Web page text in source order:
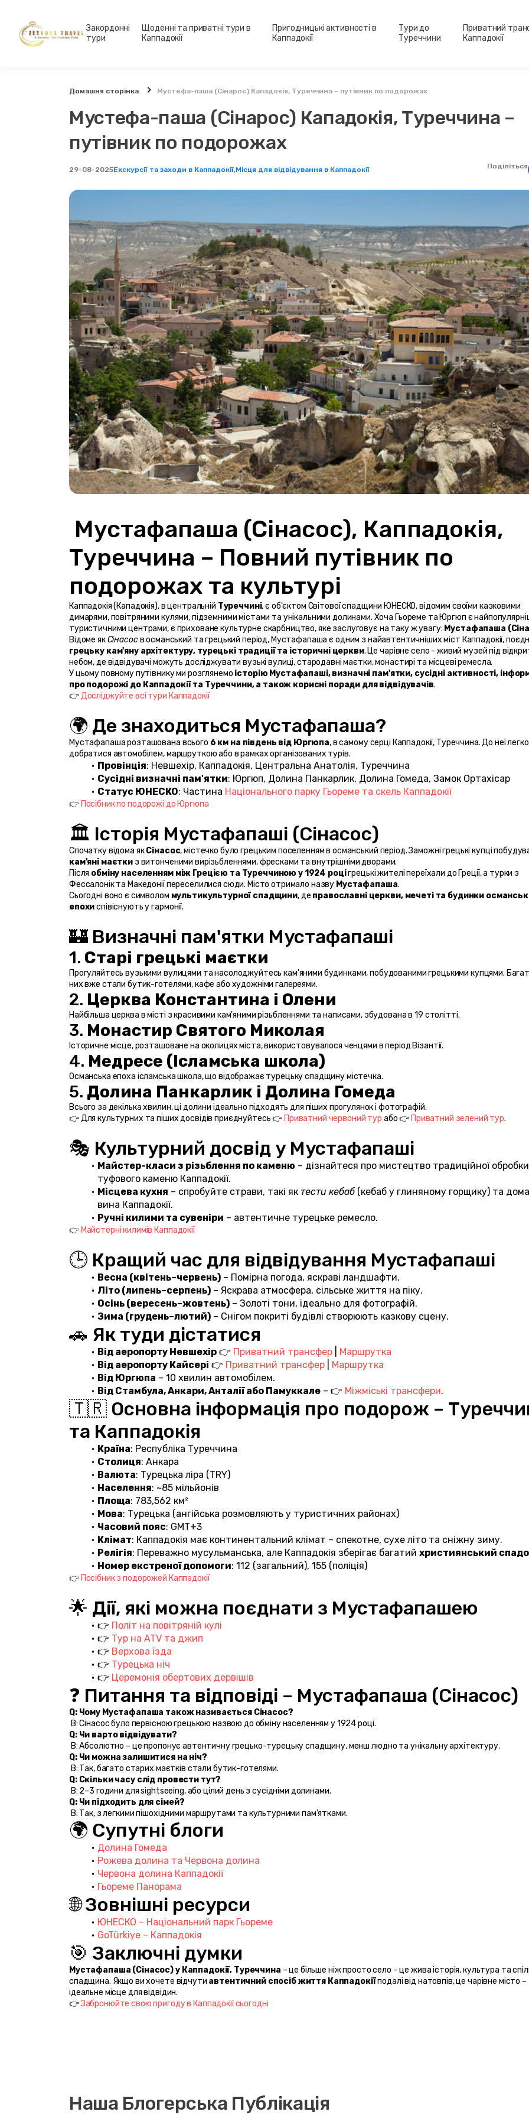
Закордонні
тури
Щоденні та приватні тури в
Каппадокії
Пригодницькі активності в
Каппадокії
Тури до
Туреччини
Приватний
Каппадокії
Домашня сторінка Мустефа-паша (Сінарос) Кападокія, Туреччина – путівник по подорожах
Мустефа-паша (Сінарос) Кападокія, Туреччина –
путівник по подорожах
29-08-2025Екскурсії та заходи в Каппадокії,Місця для відвідування в Каппадокії Поділіться
Туреччина – Повний путівник по
подорожах та культурі
Каппадокія (Кападокія), в центральній Туреччині, є об'єктом Світової спадщини ЮНЕСКО, відомим своїми казковими
димарями, повітряними кулями, підземними містами та унікальними долинами. Хоча Гьореме та Юргюп є
туристичними центрами, є приховане культурне скарбництво, яке заслуговує на таку ж увагу: Мустафапаша
Відоме як Сінасос
грецьку кам'яну архітектуру, турецькі традиції та історичні церкви. Це чарівне село - живий музей під
небом, де відвідувачі можуть досліджувати вузькі вулиці, стародавні маєтки, монастирі та місцеві ремесла.
У цьому повному путівнику ми розглянемо історію Мустафапаші, визначні пам'ятки, сусідні активності,
про подорожі до Каппадокії та Туреччини, а також корисні поради для відвідувачів.
👉 Досліджуйте всі тури Каппадокії
🌍 Де знаходиться Мустафапаша?
Мустафапаша розташована всього 6 км на південь від Юргюпа, в самому серці Каппадокії, Туреччина. До неї легко
добратися автомобілем, маршруткою або в рамках організованих турів.
Провінція: Невшехір, Каппадокія, Центральна Анатолія, Туреччина
Сусідні визначні пам'ятки: Юргюп, Долина Панкарлик, Долина Гомеда, Замок Ортахісар
Статус ЮНЕСКО: Частина Національного парку Гьореме та скель Каппадокії
👉 Посібник по подорожі до Юргюпа
🏛️ Історія Мустафапаші (Сінасос)
Спочатку відома як Сінасос
кам'яні маєтки з витонченими вирізьбленнями, фресками та внутрішніми дворами.
Після обміну населенням між Грецією та Туреччиною у 1924 році грецькі жителі переїхали до Греції, а турки з
Фессалонік та Македонії переселилися сюди. Місто отримало назву Мустафапаша.
Сьогодні воно є символом мультикультурної спадщини, де православні церкви, мечеті та будинки
епохи співіснують у гармонії.
🏰 Визначні пам'ятки Мустафапаші
1. Cтарі грецькі маєтки
Прогуляйтесь вузькими вулицями та насолоджуйтесь кам'яними будинками, побудованими грецькими купцями.
них вже стали бутик-готелями, кафе або художніми галереями.
2. Церква Константина і Олени
Найбільша церква в місті з красивими кам'яними різьбленнями та написами, збудована в 19 столітті.
3. Монастир Святого Миколая
Історичне місце, розташоване на околицях міста, використовувалося ченцями в період Візантії.
4. Медресе (Ісламська школа)
Османська епоха ісламська школа, що відображає турецьку спадщину містечка.
5. Долина Панкарлик і Долина Гомеда
Всього за декілька хвилин, ці долини ідеально підходять для піших прогулянок і фотографій.
👉 Для культурних та піших досвідів приєднуйтесь 👉 Приватний червоний тур або 👉 Приватний зелений тур.
🎭 Культурний досвід у Мустафапаші
Майстер-класи з різьблення по каменю – дізнайтеся про мистецтво традиційної обробки
туфового каменю Каппадокії.
Місцева кухня – спробуйте страви, такі як тести кебаб (кебаб у глиняному горщику) та
вина Каппадокії.
Ручні килими та сувеніри – автентичне турецьке ремесло.
👉 Майстерні килимів Каппадокії
🕒 Кращий час для відвідування Мустафапаші
Весна (квітень–червень) – Помірна погода, яскраві ландшафти.
Літо (липень–серпень) – Яскрава атмосфера, сільське життя на піку.
Осінь (вересень–жовтень) – Золоті тони, ідеально для фотографій.
Зима (грудень–лютий) – Снігом покриті будівлі створюють казкову сцену.
🚗 Як туди дістатися
Від аеропорту Невшехір 👉 Приватний трансфер | Маршрутка
Від аеропорту Кайсері 👉 Приватний трансфер | Маршрутка
Від Юргюпа – 10 хвилин автомобілем.
Від Стамбула, Анкари, Анталії або Памуккале – 👉 Міжміські трансфери.
🇹🇷 Основна інформація про подорож –
та Каппадокія
Країна: Республіка Туреччина
Столиця: Анкара
Валюта: Турецька ліра (TRY)
Населення: ~85 мільйонів
Площа: 783,562 км²
Мова: Турецька (ангійська розмовляють у туристичних районах)
Часовий пояс: GMT+3
Клімат: Каппадокія має континентальний клімат – спекотне, сухе літо та сніжну зиму.
Релігія: Переважно мусульманська, але Каппадокія зберігає багатий християнський
Номер екстреної допомоги: 112 (загальний), 155 (поліція)
👉 Посібник з подорожей Каппадокії
🌟 Дії, які можна поєднати з Мустафапашею
👉 Політ на повітряній кулі
👉 Тур на ATV та джип
👉 Верхова їзда
👉 Турецька ніч
👉 Церемонія обертових дервішів
❓ Питання та відповіді – Мустафапаша (Сінасос)
Q: Чому Мустафапаша також називається Сінасос?
В: Сінасос було первісною грецькою назвою до обміну населенням у 1924 році.
Q: Чи варто відвідувати?
В: Абсолютно – це пропонує автентичну грецько-турецьку спадщину, менш людно та унікальну архітектуру.
Q: Чи можна залишитися на ніч?
В: Так, багато старих маєтків стали бутик-готелями.
Q: Скільки часу слід провести тут?
В: 2–3 години для sightseeing, або цілий день з сусідніми долинами.
Q: Чи підходить для сімей?
В: Так, з легкими пішохідними маршрутами та культурними пам'ятками.
🌍 Супутні блоги
Долина Гомеда
Рожева долина та Червона долина
Червона долина Каппадокії
Гьореме Панорама
🌐 Зовнішні ресурси
ЮНЕСКО – Національний парк Гьореме
GoTürkiye – Каппадокія
🎯 Заключні думки
Мустафапаша (Сінасос) у Каппадокії, Туреччина – це більше ніж просто село – це жива історія, культура та
спадщина. Якщо ви хочете відчути автентичний спосіб життя Каппадокії подалі від натовпів, це чарівне місто –
ідеальне місце для відвідин.
👉 Забронюйте свою пригоду в Каппадокії сьогодні
Наша Блогерська Публікація